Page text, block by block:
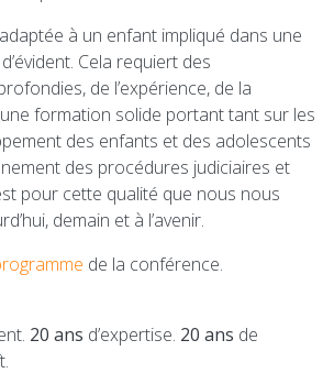
à un enfant impliqué dans une
Cela requiert des
de l’expérience, de la
formation solide portant tant sur les
des enfants et des adolescents
des procédures judiciaires et
pour cette qualité que nous nous
demain et à l’avenir.
de la conférence.
20 ans d’expertise. 20 ans de